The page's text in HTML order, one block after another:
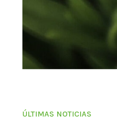
ÚLTIMAS NOTICIAS